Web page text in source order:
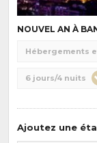
NOUVEL AN À
:
Hébergements
Durée
6 jours/4 nuits
Ajoutez une